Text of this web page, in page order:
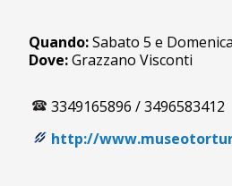
Quando:Sabato 5 e
Dove:Grazzano Visconti
3349165896 / 3496583412
http://